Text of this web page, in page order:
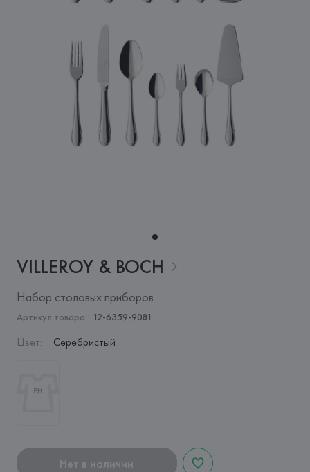
VILLEROY & BOCH
Набор столовых приборов
Артикул товара: 12-6359-9081
Цвет: Серебристый
Нет в наличии